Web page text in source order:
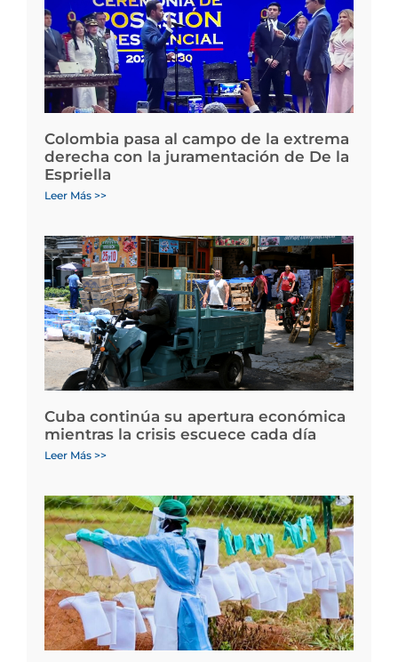
Colombia pasa al campo de la extrema
derecha con la juramentación de De la
Espriella
Leer Más >>
Cuba continúa su apertura económica
mientras la crisis escuece cada día
Leer Más >>